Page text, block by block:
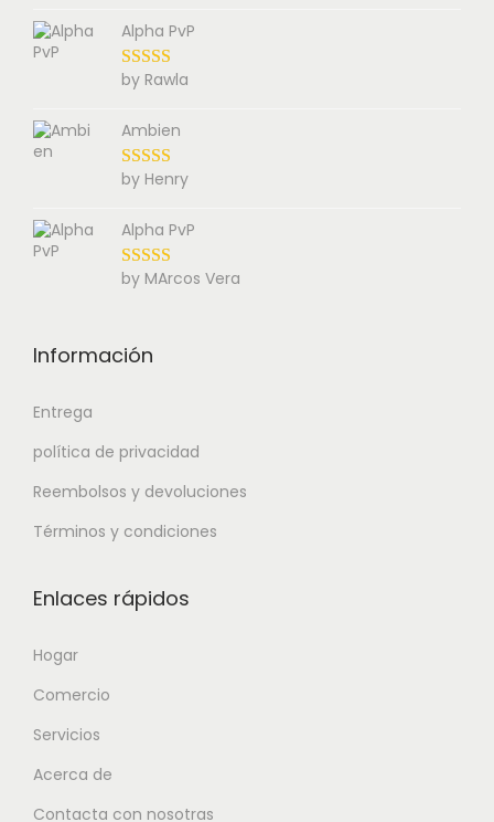
Alpha PvP
by Rawla
Ambien
by Henry
Alpha PvP
by MArcos Vera
Información
Entrega
política de privacidad
Reembolsos y devoluciones
Términos y condiciones
Enlaces rápidos
Hogar
Comercio
Servicios
Acerca de
Contacta con nosotras